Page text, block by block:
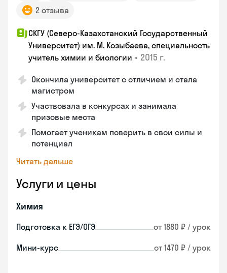
2 отзыва
СКГУ (Северо-Казахстанский Государственный
Университет) им. М. Козыбаева, специальность
учитель химии и биологии • 2015 г.
Окончила университет с отличием и стала
магистром
Участвовала в конкурсах и занимала
призовые места
Помогает ученикам поверить в свои силы и
потенциал
Читать дальше
Услуги и цены
Химия
Подготовка к ЕГЭ/ОГЭ от 1880 ₽ / урок
Мини-курс от 1470 ₽ / урок